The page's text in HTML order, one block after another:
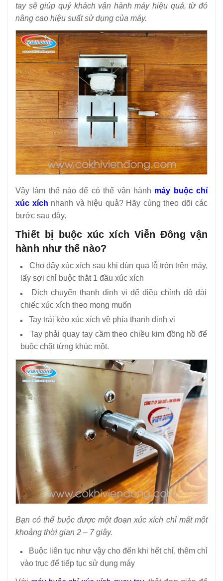
tay sẽ giúp quý khách vận hành máy hiệu quả, từ đó
nâng cao hiệu suất sử dụng của máy.
Vậy làm thế nào để có thể vận hành máy buộc chỉ
xúc xích nhanh và hiệu quả? Hãy cùng theo dõi các
bước sau đây.
Thiết bị buộc xúc xích Viễn Đông vận
hành như thế nào?
Cho dây xúc xích sau khi đùn qua lỗ tròn trên máy,
lấy sợi chỉ buộc thắt 1 đầu xúc xích
Dịch chuyển thanh định vị để điều chỉnh độ dài
chiếc xúc xích theo mong muốn
Tay trái kéo xúc xích về phía thanh định vị
Tay phải quay tay cầm theo chiều kim đồng hồ để
buộc chặt từng khúc một.
Bạn có thể buộc được một đoạn xúc xích chỉ mất một
khoảng thời gian 2 – 7 giây.
Buộc liên tục như vậy cho đến khi hết chỉ, thêm chỉ
vào trục để tiếp tục sử dụng máy